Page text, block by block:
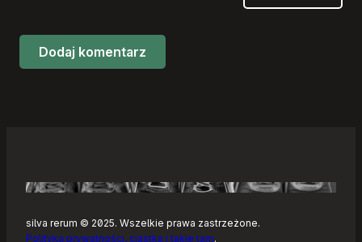
silva rerum © 2025. Wszelkie prawa zastrzeżone.
Polityka prywatności, ciastka i takie tam.